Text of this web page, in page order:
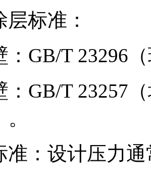
层标准：
：GB/T 23296
：GB/T 23257
准：设计压力